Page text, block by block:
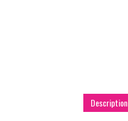
Description